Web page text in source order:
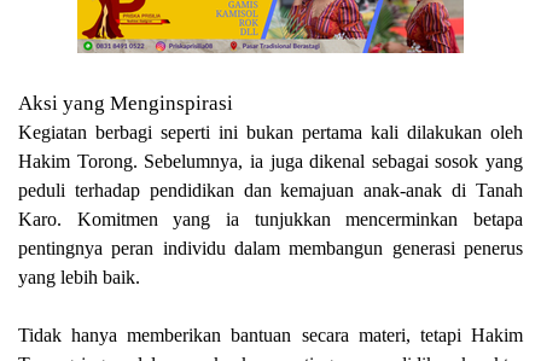
Aksi yang Menginspirasi
Kegiatan berbagi seperti ini bukan pertama kali dilakukan oleh
Hakim Torong. Sebelumnya, ia juga dikenal sebagai sosok yang
peduli terhadap pendidikan dan kemajuan anak-anak di Tanah
Karo. Komitmen yang ia tunjukkan mencerminkan betapa
pentingnya peran individu dalam membangun generasi penerus
yang lebih baik.
Tidak hanya memberikan bantuan secara materi, tetapi Hakim